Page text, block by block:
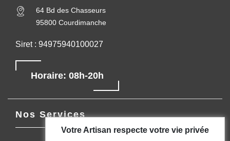
64 Bd des Chasseurs
95800 Courdimanche
Siret : 94975940100027
Horaire: 08h-20h
Nos Services
Votre Artisan respecte votre vie privée